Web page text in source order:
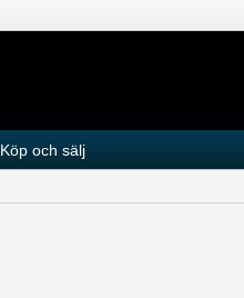
Köp och sälj